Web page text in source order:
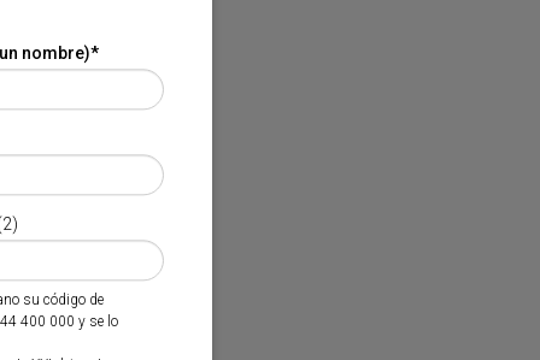
nombre)*
su código de
400 000 y se lo